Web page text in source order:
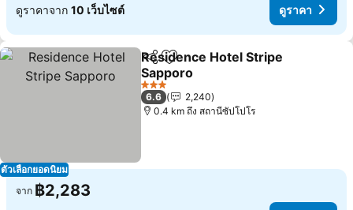
ดูราคาจาก 10 เว็บไซต์ ดูราคา
ตัวเลือกยอดนิยม
แชร์ เพิ่มในรายการโปรด
Residence Hotel Stripe
Sapporo
3 ดาว
6.6
2,240
0.4 km ถึง สถานีซัปโปโร
จาก ฿2,283